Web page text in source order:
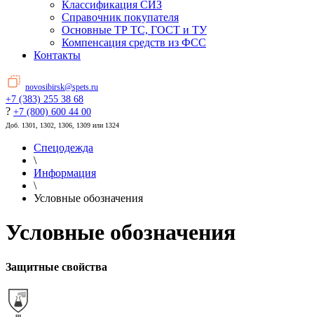
Классификация СИЗ
Справочник покупателя
Основные ТР ТС, ГОСТ и ТУ
Компенсация средств из ФСС
Контакты
novosibirsk@spets.ru
+7 (383) 255 38 68
? +7 (800) 600 44 00
Доб. 1301, 1302, 1306, 1309 или 1324
Спецодежда
\
Информация
\
Условные обозначения
Условные обозначения
Защитные свойства